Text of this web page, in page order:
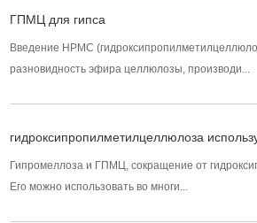
ГПМЦ для гипса
Введение HPMC
разновидность эфира целлюлозы, производи...
гидроксипропилметилцеллюлоза
Гипромеллоза и ГПМЦ, сокращение от
Его можно использовать во многи...